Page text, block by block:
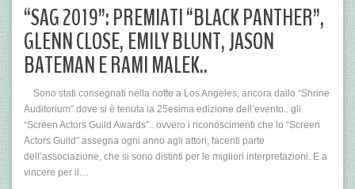
“SAG 2019”: PREMIATI “BLACK PANTHER”,
GLENN CLOSE, EMILY BLUNT, JASON
BATEMAN E RAMI MALEK..
Sono stati consegnati nella notte a Los Angeles, ancora dallo “Shrine
Auditorium” dove si è tenuta la 25esima edizione dell’evento.. gli
“Screen Actors Guild Awards”.. ovvero i riconoscimenti che lo “Screen
Actors Guild” assegna ogni anno agli attori, facenti parte
dell’associazione, che si sono distinti per le migliori interpretazioni. E a
vincere per il…